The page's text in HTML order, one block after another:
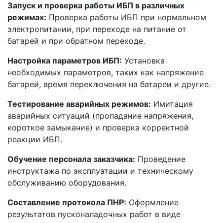
Запуск и проверка работы ИБП в различных
режимах: Проверка работы ИБП при нормальном
электропитании, при переходе на питание от
батарей и при обратном переходе.
Настройка параметров ИБП: Установка
необходимых параметров, таких как напряжение
батарей, время переключения на батареи и другие.
Тестирование аварийных режимов: Имитация
аварийных ситуаций (пропадание напряжения,
короткое замыкание) и проверка корректной
реакции ИБП.
Обучение персонала заказчика: Проведение
инструктажа по эксплуатации и техническому
обслуживанию оборудования.
Составление протокола ПНР: Оформление
результатов пусконаладочных работ в виде